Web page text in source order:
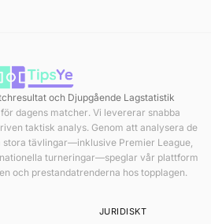
och Djupgående Lagstatistik
dagens matcher. Vi levererar snabba
taktisk analys. Genom att analysera de
stora tävlingar—inklusive Premier League,
turneringar—speglar vår plattform
och prestandatrenderna hos topplagen.
JURIDISKT